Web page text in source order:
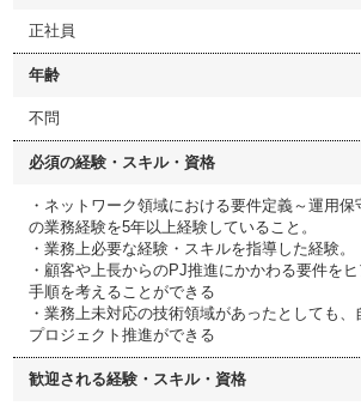
正社員
年齢
不問
必須の経験・スキル・資格
・ネットワーク領域における要件定義～運用
の業務経験を5年以上経験していること。
・業務上必要な経験・スキルを指導した経験。
・顧客や上長からのPJ推進にかかわる要件を
手順を考えることができる
・業務上未対応の技術領域があったとしても、
プロジェクト推進ができる
歓迎される経験・スキル・資格